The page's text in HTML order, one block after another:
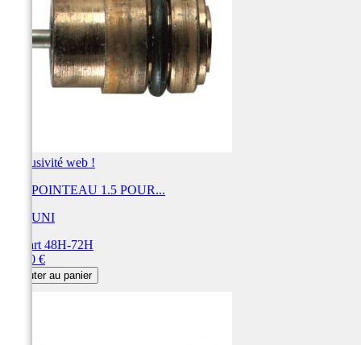
Exclusivité web !
KIT POINTEAU 1.5 POUR...
MIKUNI
Départ 48H-72H
32,40 €
Ajouter au panier